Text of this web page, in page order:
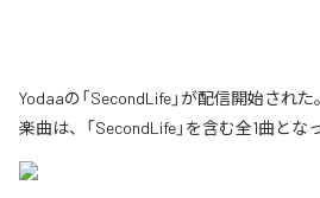
Yodaaの「SecondLife」が配信開始され
楽曲は、「SecondLife」を含む全1曲とな